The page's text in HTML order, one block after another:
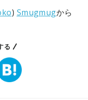
) Smugmugから
る